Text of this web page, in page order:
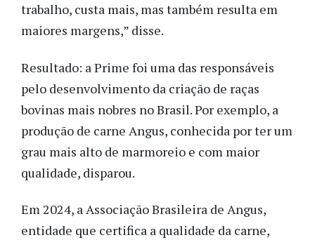
trabalho, custa mais, mas também resulta em
maiores margens,” disse.
Resultado: a Prime foi uma das responsáveis
pelo desenvolvimento da criação de raças
bovinas mais nobres no Brasil. Por exemplo, a
produção de carne Angus, conhecida por ter um
grau mais alto de marmoreio e com maior
qualidade, disparou.
Em 2024, a Associação Brasileira de Angus,
entidade que certifica a qualidade da carne,